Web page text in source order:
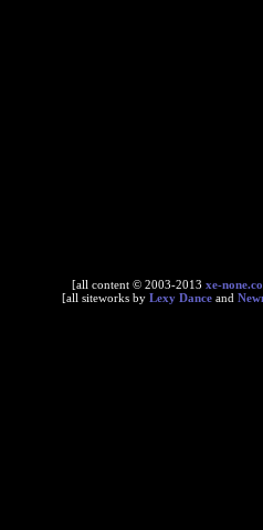
[all content © 2003-2013 xe-
[all siteworks by Lexy Danceand